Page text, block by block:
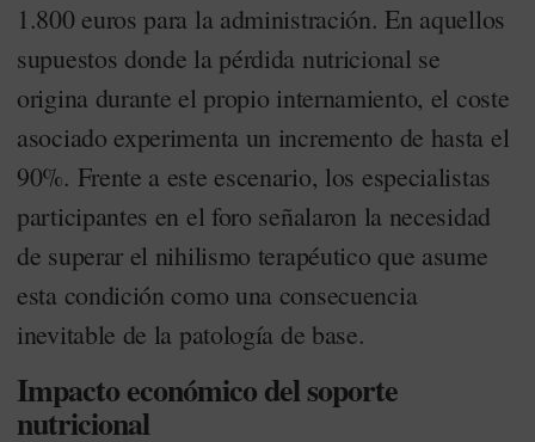
1.800 euros para la administración. En aquellos
supuestos donde la pérdida nutricional se
origina durante el propio internamiento, el coste
asociado experimenta un incremento de hasta el
90%. Frente a este escenario, los especialistas
participantes en el foro señalaron la necesidad
de superar el nihilismo terapéutico que asume
esta condición como una consecuencia
inevitable de la patología de base.
Impacto económico del soporte
nutricional